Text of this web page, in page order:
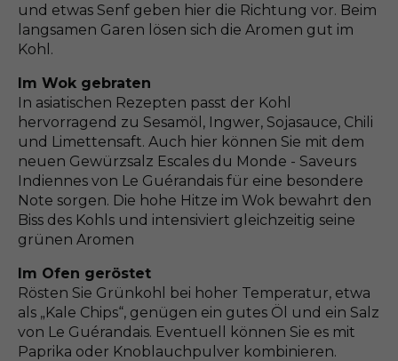
und etwas Senf geben hier die Richtung vor. Beim
langsamen Garen lösen sich die Aromen gut im
Kohl.
Im Wok gebraten
In asiatischen Rezepten passt der Kohl
hervorragend zu Sesamöl, Ingwer, Sojasauce, Chili
und Limettensaft. Auch hier können Sie mit dem
neuen Gewürzsalz Escales du Monde - Saveurs
Indiennes von Le Guérandais für eine besondere
Note sorgen. Die hohe Hitze im Wok bewahrt den
Biss des Kohls und intensiviert gleichzeitig seine
grünen Aromen
Im Ofen geröstet
Rösten Sie Grünkohl bei hoher Temperatur, etwa
als „Kale Chips“, genügen ein gutes Öl und ein Salz
von Le Guérandais. Eventuell können Sie es mit
Paprika oder Knoblauchpulver kombinieren.